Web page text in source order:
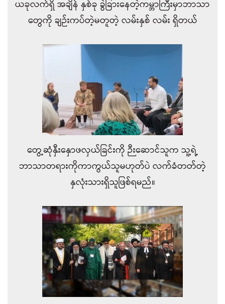
ယခုလက်ရှိ အချိန် နှစ်ခု ခွဲခြားနေတဲ့ကမ္ဘာကြီးမှာဘာသာ
တွေကို ချဉ်းကပ်တဲ့မတူတဲ့ လမ်းနှစ် လမ်း ရှိတယ်
တွေ့ဆုံနှီးနှောဖလှယ်ခြင်းကို ဉီးဆောင်သူက သူ့ရဲ့
ဘာသာတရားကိုကာကွယ်သူမဟုတ်ပဲ လက်ခံတတ်တဲ့
နှလုံးသားရှိသူဖြစ်ရမည်။